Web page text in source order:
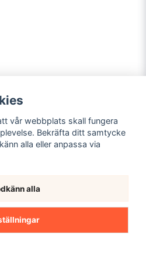
vår webbplats skall fungera
Bekräfta ditt samtycke
alla eller anpassa via
alla